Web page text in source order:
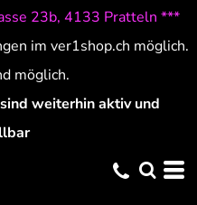
23b, 4133 Pratteln ***
im ver1shop.ch möglich.
möglich.
weiterhin aktiv und